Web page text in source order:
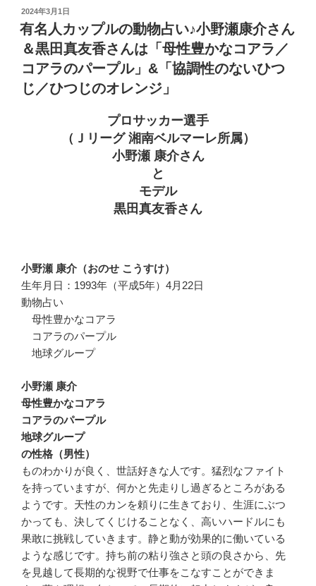
投
稿
日:
2024年3月1日
有名人カップルの動物占い♪小野瀬康介さん
＆黒田真友香さんは「母性豊かなコアラ／
コアラのパープル」&「協調性のないひつ
じ／ひつじのオレンジ」
プロサッカー選手
（Ｊリーグ 湘南ベルマーレ所属）
小野瀬 康介さん
と
モデル
黒田真友香さん
小野瀬 康介（おのせ こうすけ）
生年月日：1993年（平成5年）4月22日
動物占い
母性豊かなコアラ
コアラのパープル
地球グループ
小野瀬 康介
母性豊かなコアラ
コアラのパープル
地球グループ
の性格（男性）
ものわかりが良く、世話好きな人です。猛烈なファイト
を持っていますが、何かと先走りし過ぎるところがある
ようです。天性のカンを頼りに生きており、生涯にぶつ
かっても、決してくじけることなく、高いハードルにも
果敢に挑戦していきます。静と動が効果的に働いている
ような感じです。持ち前の粘り強さと頭の良さから、先
を見越して長期的な視野で仕事をこなすことができま